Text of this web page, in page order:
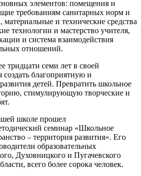
элементов: помещения и
требованиям санитарных норм и
материальные и технические средства
технологии и мастерство учителя,
и система взаимодействия
отношений.
семи лет в своей
создать благоприятную и
детей. Превратить школьное
стимулирующую творческие и
школе прошел
семинар «Школьное
– территория развития». Его
образовательных
Духовницкого и Пугачевского
всего более сорока человек.